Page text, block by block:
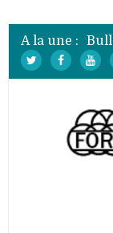
A la une :